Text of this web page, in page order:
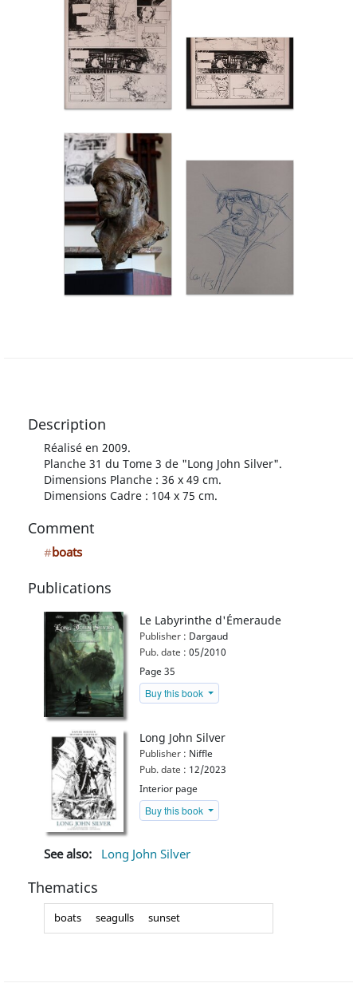
Description
Réalisé en 2009.
Planche 31 du Tome 3 de "Long John Silver".
Dimensions Planche : 36 x 49 cm.
Dimensions Cadre : 104 x 75 cm.
Comment
#boats
Publications
Le Labyrinthe d'Émeraude
Publisher : Dargaud
Pub. date : 05/2010
Page 35
Buy this book
Long John Silver
Publisher : Niffle
Pub. date : 12/2023
Interior page
Buy this book
See also: Long John Silver
Thematics
boats seagulls sunset